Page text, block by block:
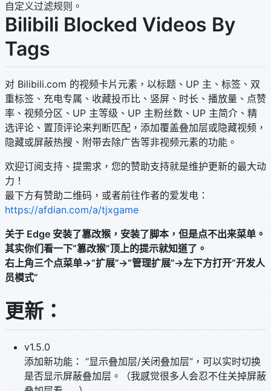
自定义过滤规则。
Bilibili Blocked Videos By
Tags
对 Bilibili.com 的视频卡片元素，以标题、UP 主、标签、双
重标签、充电专属、收藏投币比、竖屏、时长、播放量、点赞
率、视频分区、UP 主等级、UP 主粉丝数、UP 主简介、精
选评论、置顶评论来判断匹配，添加覆盖叠加层或隐藏视频，
隐藏或屏蔽热搜、附带去除广告等非视频元素的功能。
欢迎订阅支持、提需求，您的赞助支持就是维护更新的最大动
力！
最下方有赞助二维码，或者前往作者的爱发电：
https://afdian.com/a/tjxgame
关于 Edge 安装了篡改猴，安装了脚本，但是点不出来菜单。
其实你们看一下“篡改猴”顶上的提示就知道了。
右上角三个点菜单->“扩展”->“管理扩展”->左下方打开“开发人
员模式”
更新：
v1.5.0
添加新功能： “显示叠加层/关闭叠加层”，可以实时切换
是否显示屏蔽叠加层。（我感觉很多人会忍不住关掉屏蔽